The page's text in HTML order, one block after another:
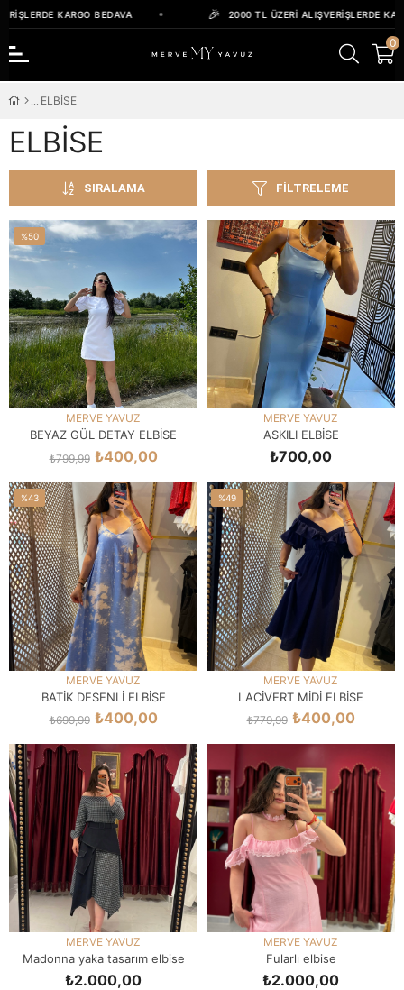
0
KARGO BEDAVA 2000 TL ÜZERI ALIŞVERIŞLERDE KARGO
ELBİSE
ELBİSE
FILTRELEME
SIRALAMA
%50
İndirim
MERVE YAVUZ
BEYAZ GÜL DETAY ELBİSE
₺400,00
₺799,99
SEPETE EKLE
MERVE YAVUZ
ASKILI ELBİSE
₺700,00
SEPETE EKLE
%43
İndirim
%43İndirim
MERVE YAVUZ
BATİK DESENLİ ELBİSE
₺400,00
₺699,99
SEPETE EKLE
%49
İndirim
%49İndirim
MERVE YAVUZ
LACİVERT MİDİ ELBİSE
₺400,00
₺779,99
SEPETE EKLE
MERVE YAVUZ
Madonna yaka tasarım elbise
₺2.000,00
MERVE YAVUZ
Fularlı elbise
₺2.000,00